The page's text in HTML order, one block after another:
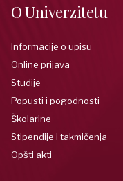
O Univerzitetu
Informacije o upisu
Online prijava
Studije
Popusti i pogodnosti
Školarine
Stipendije i takmičenja
Opšti akti